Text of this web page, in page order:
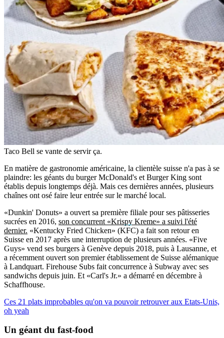
Taco Bell se vante de servir ça.
En matière de gastronomie américaine, la clientèle suisse n'a pas à se
plaindre: les géants du burger McDonald's et Burger King sont
établis depuis longtemps déjà. Mais ces dernières années, plusieurs
chaînes ont osé faire leur entrée sur le marché local.
«Dunkin' Donuts» a ouvert sa première filiale pour ses pâtisseries
sucrées en 2016, son concurrent «Krispy Kreme» a suivi l'été
dernier. «Kentucky Fried Chicken» (KFC) a fait son retour en
Suisse en 2017 après une interruption de plusieurs années. «Five
Guys» vend ses burgers à Genève depuis 2018, puis à Lausanne, et
a récemment ouvert son premier établissement de Suisse alémanique
à Landquart. Firehouse Subs fait concurrence à Subway avec ses
sandwichs depuis juin. Et «Carl's Jr.» a démarré en décembre à
Schaffhouse.
Ces 21 plats improbables qu'on va pouvoir retrouver aux Etats-Unis,
oh yeah
Un géant du fast-food